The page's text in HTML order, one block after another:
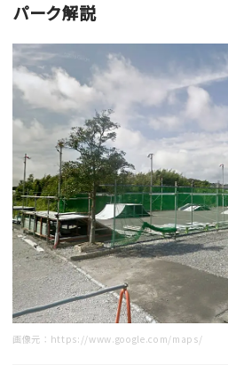
パーク解説
画像元： https://www.google.com/maps/